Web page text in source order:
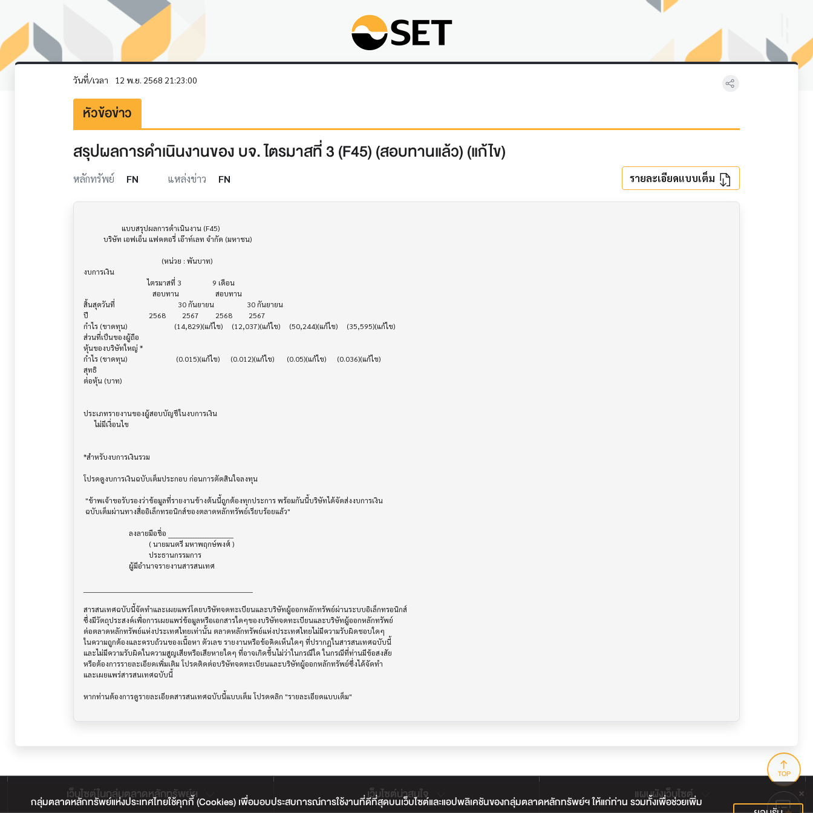
กลุ่มตลาดหลักทรัพย์แห่งประเทศไทยใช้คุกกี้ (Cookies) เพื่อมอบประสบการณ์การใช้งานที่ดีที่สุดบนเว็บไซต์และแอปพลิเคชันของกลุ่มตลาดหลักทรัพย์ฯ ให้แก่ท่าน รวมทั้งเพื่อช่วยเพิ่ม
วันที่/เวลา 12 พ.ย. 2568 21:23:00
หัวข้อข่าว
สรุปผลการดำเนินงานของ บจ. ไตรมาสที่ 3 (F45) (สอบทานแล้ว) (แก้ไข)
หลักทรัพย์ FN แหล่งข่าว FN รายละเอียดแบบเต็ม
งบการเงิน
                                   ไตรมาสที่ 3                 9 เดือน
สิ้นสุดวันที่			            30 กันยายน                  30 กันยายน
ปี       			    2568         2567         2568         2567
กำไร (ขาดทุน) 			  (14,829)(แก้ไข)     (12,037)(แก้ไข)     (50,244)(แก้ไข)     (35,595)(แก้ไข)
ส่วนที่เป็นของผู้ถือ
หุ้นของบริษัทใหญ่ *
กำไร (ขาดทุน) 			   (0.015)(แก้ไข)      (0.012)(แก้ไข)       (0.05)(แก้ไข)      (0.036)(แก้ไข)
สุทธิ
ต่อหุ้น (บาท)
ประเภทรายงานของผู้สอบบัญชีในงบการเงิน
      ไม่มีเงื่อนไข
*สำหรับงบการเงินรวม
โปรดดูงบการเงินฉบับเต็มประกอบ ก่อนการตัดสินใจลงทุน
สารสนเทศฉบับนี้จัดทำและเผยแพร่โดยบริษัทจดทะเบียนและบริษัทผู้ออกหลักทรัพย์ผ่านระบบอิเล็กทรอนิกส์
ซึ่งมีวัตถุประสงค์เพื่อการเผยแพร่ข้อมูลหรือเอกสารใดๆของบริษัทจดทะเบียนและบริษัทผู้ออกหลักทรัพย์
ต่อตลาดหลักทรัพย์แห่งประเทศไทยเท่านั้น ตลาดหลักทรัพย์แห่งประเทศไทยไม่มีความรับผิดชอบใดๆ
ในความถูกต้องและครบถ้วนของเนื้อหา ตัวเลข รายงานหรือข้อคิดเห็นใดๆ ที่ปรากฎในสารสนเทศฉบับนี้
และไม่มีความรับผิดในความสูญเสียหรือเสียหายใดๆ ที่อาจเกิดขึ้นไม่ว่าในกรณีใด ในกรณีที่ท่านมีข้อสงสัย
หรือต้องการรายละเอียดเพิ่มเติม โปรดติดต่อบริษัทจดทะเบียนและบริษัทผู้ออกหลักทรัพย์ซึ่งได้จัดทำ
และเผยแพร่สารสนเทศฉบับนี้
TOP
เว็บไซต์ในกลุ่มตลาดหลักทรัพย์ฯ เว็บไซต์น่าสนใจ แผนผังเว็บไซต์